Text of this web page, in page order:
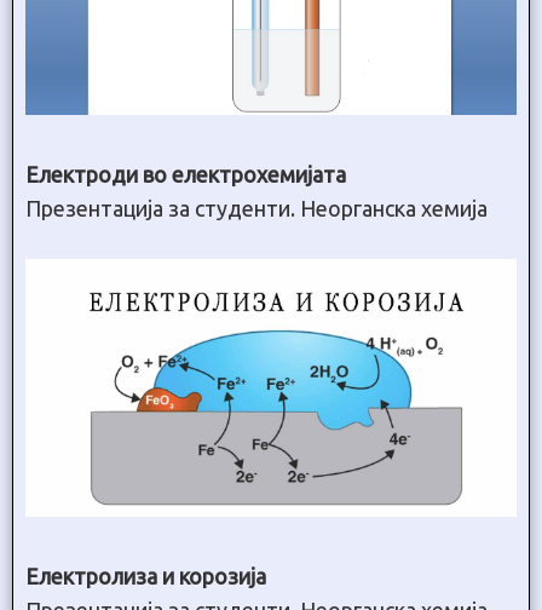
Електроди во електрохемијата
Презентација за студенти. Неорганска хемија
Електролиза и корозија